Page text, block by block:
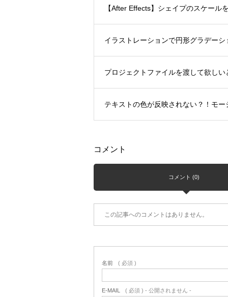
【After Effects】シェイプのスケー
イラストレーションで円形グラデー
プロジェクトファイルを渡して欲し
テキストの色が反映されない？！モ
コメント
コメント (0)
この記事へのコメントはありません。
名前 ( 必須 )
E-MAIL ( 必須 ) - 公開されません -